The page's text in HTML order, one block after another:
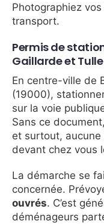
Photographiez
transport.
Permis de
Gaillarde et
En centre-ville de
(19000),
sur la voie
Sans ce
et surtout, aucune
devant chez vous
La démarche se
concernée.
ouvrés. C’est
déménageurs